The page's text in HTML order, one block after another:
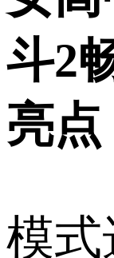
斗2
亮点
模式